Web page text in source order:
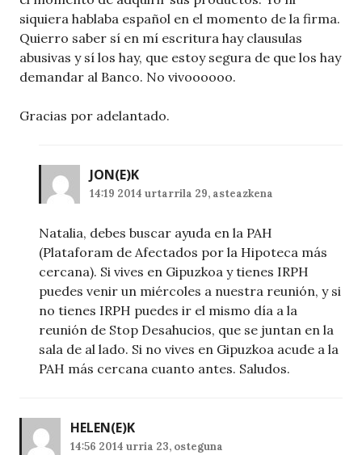
siquiera hablaba español en el momento de la firma.
Quierro saber sí en mí escritura hay clausulas
abusivas y sí los hay, que estoy segura de que los hay
demandar al Banco. No vivoooooo.
Gracias por adelantado.
JON(E)K
14:19 2014 urtarrila 29, asteazkena
Natalia, debes buscar ayuda en la PAH
(Plataforam de Afectados por la Hipoteca más
cercana). Si vives en Gipuzkoa y tienes IRPH
puedes venir un miércoles a nuestra reunión, y si
no tienes IRPH puedes ir el mismo día a la
reunión de Stop Desahucios, que se juntan en la
sala de al lado. Si no vives en Gipuzkoa acude a la
PAH más cercana cuanto antes. Saludos.
HELEN(E)K
14:56 2014 urria 23, osteguna